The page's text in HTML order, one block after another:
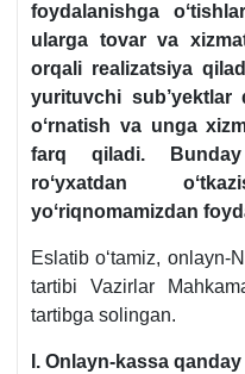
foydalanishga
ularga tovar va
orqali realizatsiya
yurituvchi sub’yektlar
oʻrnatish va unga
farq qiladi.
roʻyхatdan
yoʻriqnomamizdan
Eslatib oʻtamiz, onlayn-
tartibi Vazirlar
tartibga solingan.
I. Onlayn-kassa qanday